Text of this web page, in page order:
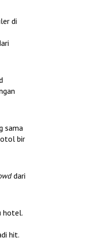
di
sama
bir
dari
hotel.
hit.